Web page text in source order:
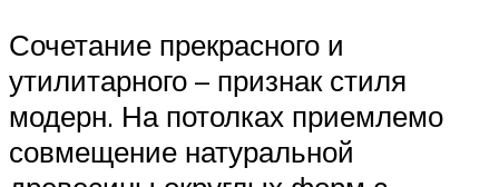
Сочетание прекрасного и
утилитарного – признак стиля
модерн. На потолках приемлемо
совмещение натуральной